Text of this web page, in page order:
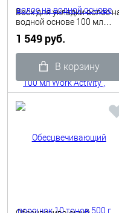
Воск для укладки волос
водной основе 100 мл
1 549 руб.
В корзину